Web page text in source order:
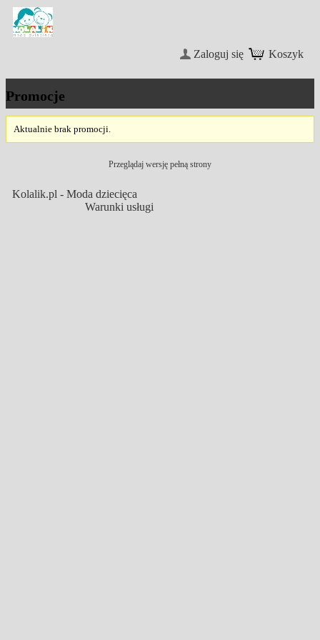
Koszyk
Zaloguj się
Promocje
Aktualnie brak promocji.
Przeglądaj wersję pełną strony
Kolalik.pl - Moda dziecięca
Warunki usługi